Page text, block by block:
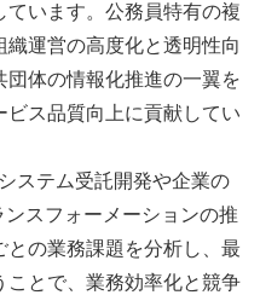
います。公務員特有の複
運営の高度化と透明性向
団体の情報化推進の一翼を
ス品質向上に貢献してい
ステム受託開発や企業の
スフォーメーションの推
の業務課題を分析し、最
とで、業務効率化と競争